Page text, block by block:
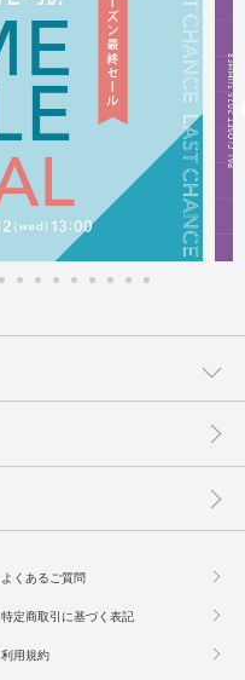
よくあるご質問
特定商取引に基づく表記
利用規約